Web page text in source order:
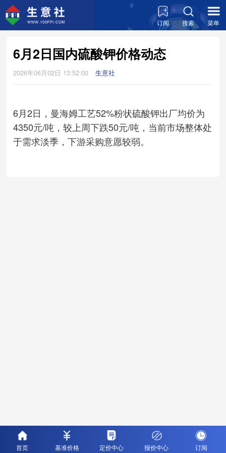
订阅 搜索 菜单
6月2日国内硫酸钾价格动态
2026年06月02日 13:52:00 生意社
6月2日，曼海姆工艺52%粉状硫酸钾出厂均价为
4350元/吨，较上周下跌50元/吨，当前市场整体处
于需求淡季，下游采购意愿较弱。
首页 基准价格 定价中心 报价中心 订阅